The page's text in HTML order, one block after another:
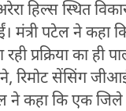
हिल्स स्थित
मंत्री पटेल ने कहा
प्रक्रिया का ही
रिमोट सेंसिंग
ने कहा कि एक